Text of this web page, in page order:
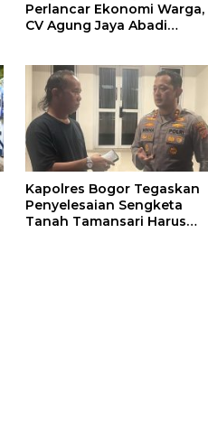
Perlancar Ekonomi Warga,
CV Agung Jaya Abadi
Kapolres Bogor Tegaskan
Penyelesaian Sengketa
Tanah Tamansari Harus